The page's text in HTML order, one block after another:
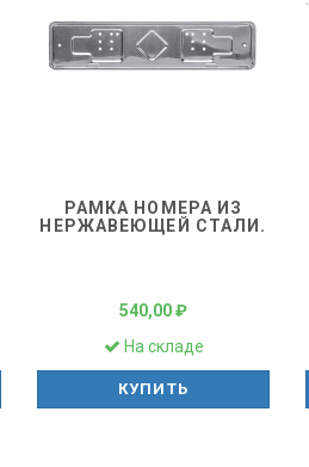
РАМКА НОМЕРА ИЗ
НЕРЖАВЕЮЩЕЙ СТАЛИ.
540,00 ₽
На складе
КУПИТЬ